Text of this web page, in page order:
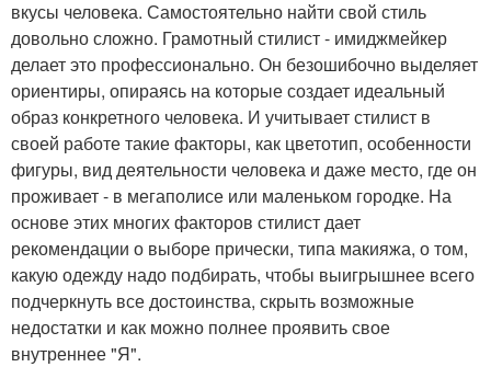
вкусы человека. Самостоятельно найти свой стиль
довольно сложно. Грамотный стилист - имиджмейкер
делает это профессионально. Он безошибочно выделяет
ориентиры, опираясь на которые создает идеальный
образ конкретного человека. И учитывает стилист в
своей работе такие факторы, как цветотип, особенности
фигуры, вид деятельности человека и даже место, где он
проживает - в мегаполисе или маленьком городке. На
основе этих многих факторов стилист дает
рекомендации о выборе прически, типа макияжа, о том,
какую одежду надо подбирать, чтобы выигрышнее всего
подчеркнуть все достоинства, скрыть возможные
недостатки и как можно полнее проявить свое
внутреннее "Я".